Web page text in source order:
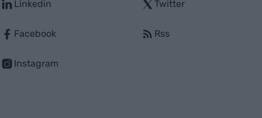
Linkedin
Facebook
Instagram
Twitter
Rss